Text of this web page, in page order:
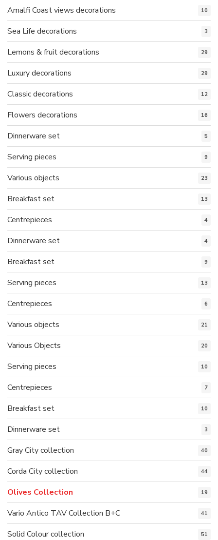
Amalfi Coast views decorations 10
Sea Life decorations 3
Lemons & fruit decorations 29
Luxury decorations 29
Classic decorations 12
Flowers decorations 16
Dinnerware set 5
Serving pieces 9
Various objects 23
Breakfast set 13
Centrepieces 4
Dinnerware set 4
Breakfast set 9
Serving pieces 13
Centrepieces 6
Various objects 21
Various Objects 20
Serving pieces 10
Centrepieces 7
Breakfast set 10
Dinnerware set 3
Gray City collection 40
Corda City collection 44
Olives Collection 19
Vario Antico TAV Collection B+C 41
Solid Colour collection 51